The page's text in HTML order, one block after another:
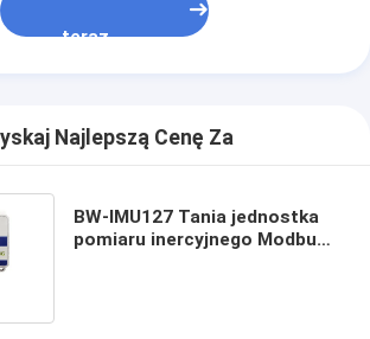
teraz
Najlepszą Cenę Za
BW-IMU127 Tania jednostka
pomiaru inercyjnego Modbus